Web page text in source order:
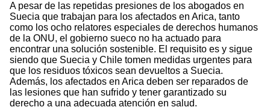
A pesar de las repetidas presiones de los abogados en
Suecia que trabajan para los afectados en Arica, tanto
como los ocho relatores especiales de derechos humanos
de la ONU, el gobierno sueco no ha actuado para
encontrar una solución sostenible. El requisito es y sigue
siendo que Suecia y Chile tomen medidas urgentes para
que los residuos tóxicos sean devueltos a Suecia.
Además, los afectados en Arica deben ser reparados de
las lesiones que han sufrido y tener garantizado su
derecho a una adecuada atención en salud.